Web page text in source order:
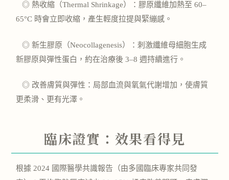
◎ 熱收縮（Thermal Shrinkage）：膠原纖維加熱至 60–
65°C 時會立即收縮，產生輕度拉提與緊繃感。
◎ 新生膠原（Neocollagenesis）：刺激纖維母細胞生成
新膠原與彈性蛋白，約在治療後 3–8 週持續進行。
◎ 改善膚質與彈性：局部血流與氧氣代謝增加，使膚質
更柔滑、更有光澤。
臨床證實：效果看得見
根據 2024 國際醫學共識報告（由多國臨床專家共同發